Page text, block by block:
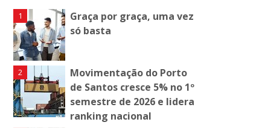
Graça por graça, uma vez
só basta
Movimentação do Porto
de Santos cresce 5% no 1º
semestre de 2026 e lidera
ranking nacional